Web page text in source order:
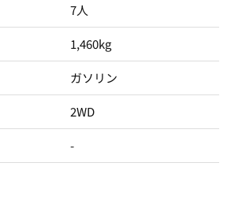
7人
1,460kg
ガソリン
2WD
-